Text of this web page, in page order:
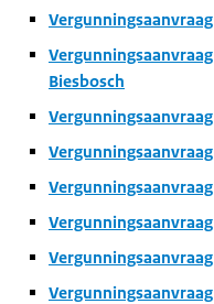
Biesbosch